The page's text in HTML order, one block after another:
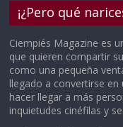
¡¿Pero qué
Ciempiés Magazine es
que quieren compartir
como una pequeña
llegado a convertirse
hacer llegar a más
inquietudes cinéfilas y